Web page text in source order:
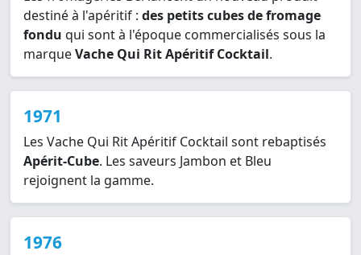
destiné à l'apéritif : des petits cubes de fromage
fondu qui sont à l'époque commercialisés sous la
marqueVache Qui Rit Apéritif Cocktail.
1971
Les Vache Qui Rit Apéritif Cocktail sont rebaptisés
Apérit-Cube. Les saveurs Jambon et Bleu
rejoignent la gamme.
1976